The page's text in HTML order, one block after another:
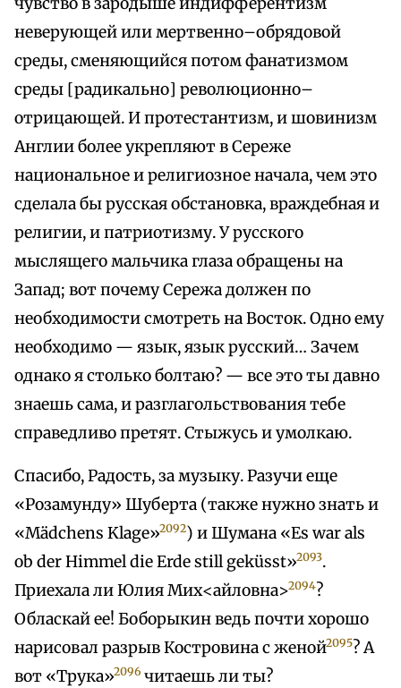
неверующей или мертвенно–обрядовой
среды, сменяющийся потом фанатизмом
среды [радикально] революционно–
отрицающей. И протестантизм, и шовинизм
Англии более укрепляют в Сереже
национальное и религиозное начала, чем это
сделала бы русская обстановка, враждебная и
религии, и патриотизму. У русского
мыслящего мальчика глаза обращены на
Запад; вот почему Сережа должен по
необходимости смотреть на Восток. Одно ему
необходимо — язык, язык русский… Зачем
однако я столько болтаю? — все это ты давно
знаешь сама, и разглагольствования тебе
справедливо претят. Стыжусь и умолкаю.
Спасибо, Радость, за музыку. Разучи еще
«Розамунду» Шуберта (также нужно знать и
«Mädchens Klage»2092) и Шумана «Es war als
ob der Himmel die Erde still geküsst»2093.
Приехала ли Юлия Мих<айловна>2094?
Обласкай ее! Боборыкин ведь почти хорошо
нарисовал разрыв Костровина с женой2095? А
вот «Трука»2096 читаешь ли ты?